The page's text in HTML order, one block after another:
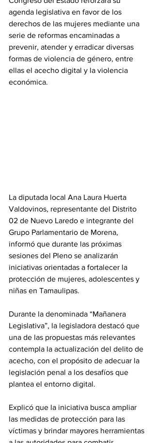
agenda legislativa en favor de los
derechos de las mujeres mediante una
serie de reformas encaminadas a
prevenir, atender y erradicar diversas
formas de violencia de género, entre
ellas el acecho digital y la violencia
económica.
La diputada local Ana Laura Huerta
Valdovinos, representante del Distrito
02 de Nuevo Laredo e integrante del
Grupo Parlamentario de Morena,
informó que durante las próximas
sesiones del Pleno se analizarán
iniciativas orientadas a fortalecer la
protección de mujeres, adolescentes y
niñas en Tamaulipas.
Durante la denominada “Mañanera
Legislativa”, la legisladora destacó que
una de las propuestas más relevantes
contempla la actualización del delito de
acecho, con el propósito de adecuar la
legislación penal a los desafíos que
plantea el entorno digital.
Explicó que la iniciativa busca ampliar
las medidas de protección para las
víctimas y brindar mayores herramientas